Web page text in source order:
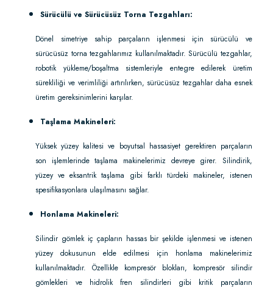
Sürücülü ve Sürücüsüz Torna Tezgahları:
Dönel simetriye sahip parçaların işlenmesi için sürücülü ve
sürücüsüz torna tezgahlarımız kullanılmaktadır. Sürücülü tezgahlar,
robotik yükleme/boşaltma sistemleriyle entegre edilerek üretim
sürekliliği ve verimliliği artırılırken, sürücüsüz tezgahlar daha esnek
üretim gereksinimlerini karşılar.
Taşlama Makineleri:
Yüksek yüzey kalitesi ve boyutsal hassasiyet gerektiren parçaların
son işlemlerinde taşlama makinelerimiz devreye girer. Silindirik,
yüzey ve eksantrik taşlama gibi farklı türdeki makineler, istenen
spesifikasyonlara ulaşılmasını sağlar.
Honlama Makineleri:
Silindir gömlek iç çapların hassas bir şekilde işlenmesi ve istenen
yüzey dokusunun elde edilmesi için honlama makinelerimiz
kullanılmaktadır. Özellikle kompresör blokları, kompresör silindir
gömlekleri ve hidrolik fren silindirleri gibi kritik parçaların